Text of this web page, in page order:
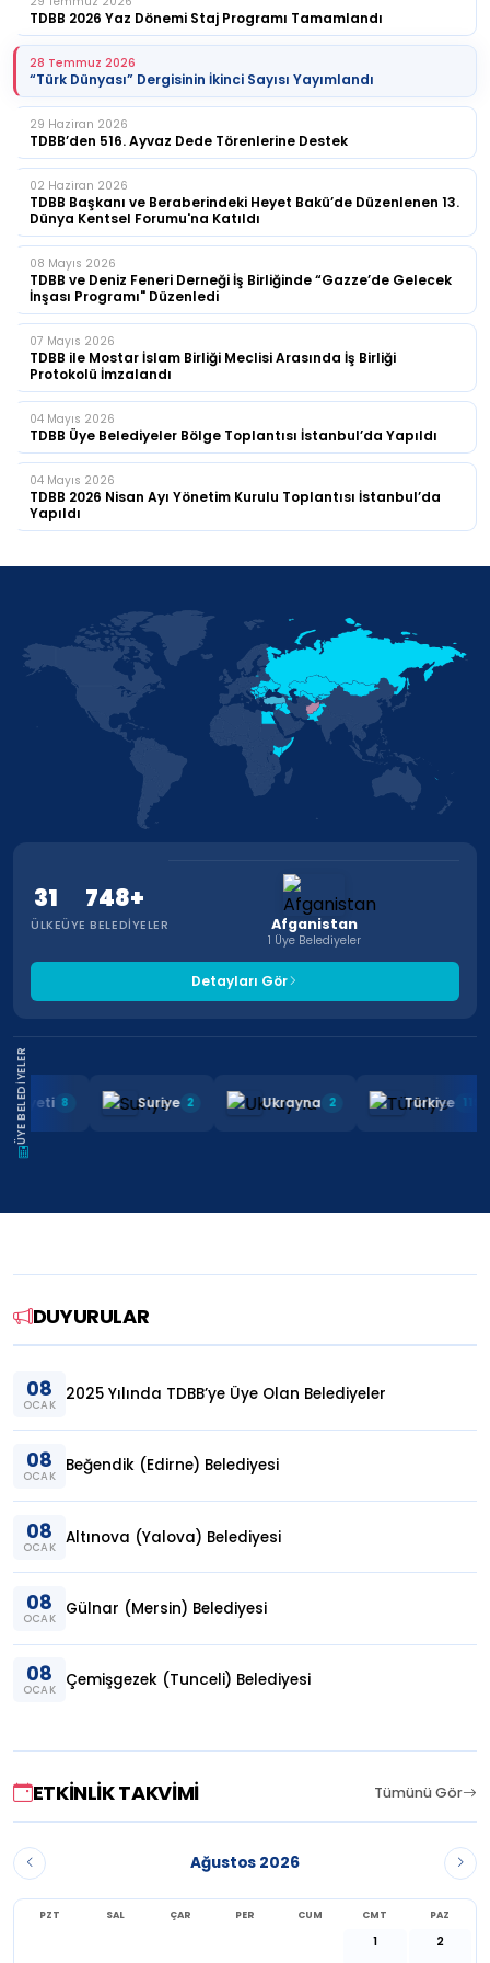
TDBB 2026 Yaz Dönemi Staj Programı Tamamlandı
28 Temmuz 2026
“Türk Dünyası” Dergisinin İkinci Sayısı Yayımlandı
29 Haziran 2026
TDBB’den 516. Ayvaz Dede Törenlerine Destek
02 Haziran 2026
TDBB Başkanı ve Beraberindeki Heyet Bakü’de Düzenlenen 13.
Dünya Kentsel Forumu'na Katıldı
08 Mayıs 2026
TDBB ve Deniz Feneri Derneği İş Birliğinde “Gazze’de Gelecek
İnşası Programı" Düzenledi
07 Mayıs 2026
TDBB ile Mostar İslam Birliği Meclisi Arasında İş Birliği
Protokolü İmzalandı
04 Mayıs 2026
TDBB Üye Belediyeler Bölge Toplantısı İstanbul’da Yapıldı
04 Mayıs 2026
TDBB 2026 Nisan Ayı Yönetim Kurulu Toplantısı İstanbul’da
Yapıldı
31
ÜLKE
748+
ÜYE BELEDIYELER Afganistan
1 Üye Belediyeler
Detayları Gör
ÜYE BELEDIYELER Suriye Ukrayna Türkiye
DUYURULAR
08
OCAK 2025 Yılında TDBB’ye Üye Olan Belediyeler
08
OCAK Beğendik (Edirne) Belediyesi
08
OCAK Altınova (Yalova) Belediyesi
08
OCAK Gülnar (Mersin) Belediyesi
08
OCAK Çemişgezek (Tunceli) Belediyesi
ETKINLIK TAKVIMI Tümünü Gör
Ağustos 2026
PZT SAL ÇAR PER CUM CMT PAZ
1 2